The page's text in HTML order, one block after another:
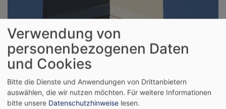
Verwendung von
personenbezogenen Daten
und Cookies
Bitte die Dienste und Anwendungen von Drittanbietern
auswählen, die wir nutzen möchten. Für weitere Informationen
bitte unsere Datenschutzhinweise lesen.